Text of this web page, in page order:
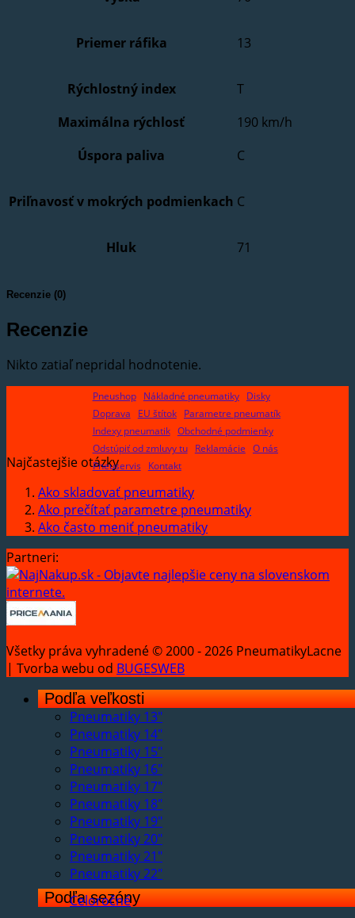
Priemer ráfika 13
Rýchlostný index
T
Maximálna rýchlosť
190 km/h
Úspora paliva
C
Priľnavosť v mokrých podmienkach C
Hluk 71
Recenzie (0)
Recenzie
Nikto zatiaľ nepridal hodnotenie.
Pneushop Nákladné pneumatiky
Disky
Doprava
EU štítok
Parametre pneumatík
Indexy pneumatik Obchodné podmienky
Odstúpiť od zmluvy tu
Reklamácie O nás
Pneuservis
Kontakt
Najčastejšie otázky
Ako skladovať pneumatiky
Ako prečítať parametre pneumatiky
Ako často meniť pneumatiky
Partneri:
Všetky práva vyhradené © 2000 - 2026 PneumatikyLacne
| Tvorba webu od BUGESWEB
Podľa veľkosti
Pneumatiky 13"
Pneumatiky 14"
Pneumatiky 15"
Pneumatiky 16"
Pneumatiky 17"
Pneumatiky 18"
Pneumatiky 19"
Pneumatiky 20"
Pneumatiky 21"
Pneumatiky 22"
Podľa sezóny
Celoročné